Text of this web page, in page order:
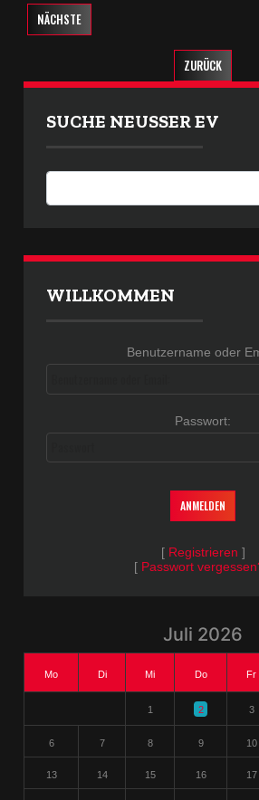
NÄCHSTE
ZURÜCK
SUCHE NEUSSER EV
WILLKOMMEN
Benutzername oder
Passwort:
Passwort
[ Registrieren ]
[ Passwort
Juli 2026
Mo Di Mi Do Fr
1 2 3
6 7 8 9 10
13 14 15 16 17